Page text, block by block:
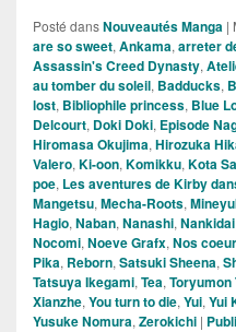
Posté dansNouveautés Manga |
are so sweet, Ankama, arreter
Assassin's Creed Dynasty,
au tomber du soleil, Badducks,
lost, Bibliophile princess, Blue
Delcourt, Doki Doki, Episode
Hiromasa Okujima, Hirozuka
Valero, Ki-oon, Komikku, Kota
poe, Les aventures de Kirby
Mangetsu, Mecha-Roots,
Hagio, Naban, Nanashi, Nankidai
Nocomi, Noeve Grafx, Nos
Pika, Reborn, Satsuki Sheena,
Tatsuya Ikegami, Tea, Toryumon
Xianzhe, You turn to die, Yui, Yui
Yusuke Nomura, Zerokichi |